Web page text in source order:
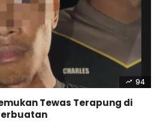
94
Tewas Terapung di